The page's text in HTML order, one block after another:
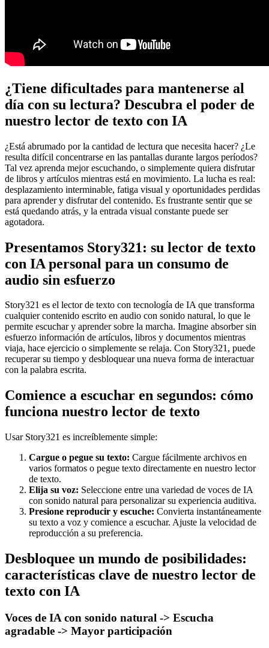
¿Tiene dificultades para mantenerse al
día con su lectura? Descubra el poder de
nuestro lector de texto con IA
¿Está abrumado por la cantidad de lectura que necesita hacer? ¿Le
resulta difícil concentrarse en las pantallas durante largos períodos?
Tal vez aprenda mejor escuchando, o simplemente quiera disfrutar
de libros y artículos mientras está en movimiento. La lucha es real:
desplazamiento interminable, fatiga visual y oportunidades perdidas
para aprender y disfrutar del contenido. Es frustrante sentir que se
está quedando atrás, y la entrada visual constante puede ser
agotadora.
Presentamos Story321: su lector de texto
con IA personal para un consumo de
audio sin esfuerzo
Story321 es el lector de texto con tecnología de IA que transforma
cualquier contenido escrito en audio con sonido natural, lo que le
permite escuchar y aprender sobre la marcha. Imagine absorber sin
esfuerzo información de artículos, libros y documentos mientras
viaja, hace ejercicio o simplemente se relaja. Con Story321, puede
recuperar su tiempo y desbloquear una nueva forma de interactuar
con la palabra escrita.
Comience a escuchar en segundos: cómo
funciona nuestro lector de texto
Usar Story321 es increíblemente simple:
Cargue o pegue su texto: Cargue fácilmente archivos en
varios formatos o pegue texto directamente en nuestro lector
de texto.
Elija su voz: Seleccione entre una variedad de voces de IA
con sonido natural para personalizar su experiencia auditiva.
Presione reproducir y escuche: Convierta instantáneamente
su texto a voz y comience a escuchar. Ajuste la velocidad de
reproducción a su preferencia.
Desbloquee un mundo de posibilidades:
características clave de nuestro lector de
texto con IA
Voces de IA con sonido natural -> Escucha
agradable -> Mayor participación